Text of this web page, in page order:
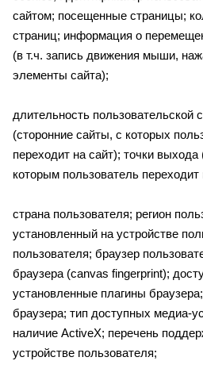
сайтом; посещенные страницы;
страниц; информация о
(в т.ч. запись движения мыши,
элементы сайта);
длительность пользовательской
(сторонние сайты, с которых
переходит на сайт); точки
которым пользователь
страна пользователя; регион
установленный на устройстве
пользователя; браузер
браузера (canvas fingerprint);
установленные плагины
браузера; тип доступных медиа-
наличие ActiveX; перечень
устройстве пользователя;